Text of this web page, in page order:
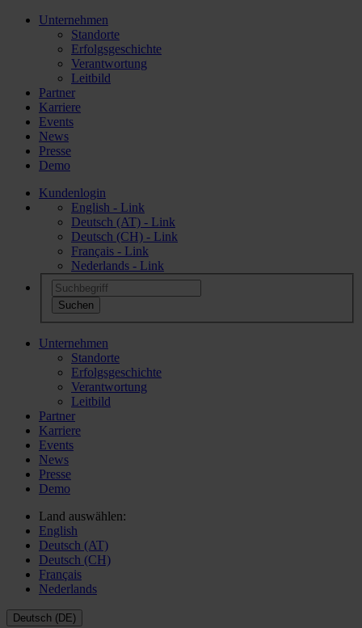
Unternehmen
Standorte
Erfolgsgeschichte
Verantwortung
Leitbild
Partner
Karriere
Events
News
Presse
Demo
Kundenlogin
English - Link
Deutsch (AT) - Link
Deutsch (CH) - Link
Français - Link
Nederlands - Link
Unternehmen
Standorte
Erfolgsgeschichte
Verantwortung
Leitbild
Partner
Karriere
Events
News
Presse
Demo
Land auswählen:
English
Deutsch (AT)
Deutsch (CH)
Français
Nederlands
Deutsch (DE)